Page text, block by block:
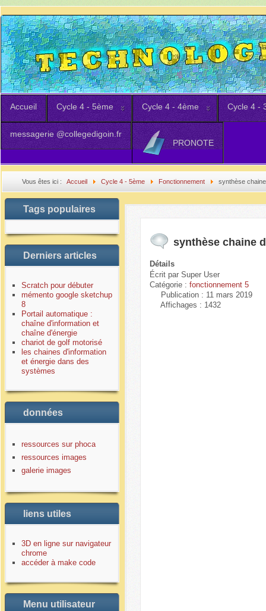
Accueil Cycle 4 - 5ème Cycle 4 - 4ème Cycle 4 -
messagerie @collegedigoin.fr
PRONOTE
Vous êtes ici : Accueil Cycle 4 - 5ème Fonctionnement synthèse
Tags populaires
Derniers articles
Scratch pour débuter
mémento google sketchup
8
Portail automatique :
chaîne d'information et
chaîne d'énergie
chariot de golf motorisé
les chaines d'information
et énergie dans des
systèmes
données
ressources sur phoca
ressources images
galerie images
liens utiles
3D en ligne sur navigateur
chrome
accéder à make code
Menu utilisateur
synthèse chaine
Détails
Écrit par Super User
Catégorie : fonctionnement 5
Publication : 11 mars 2019
Affichages : 1432